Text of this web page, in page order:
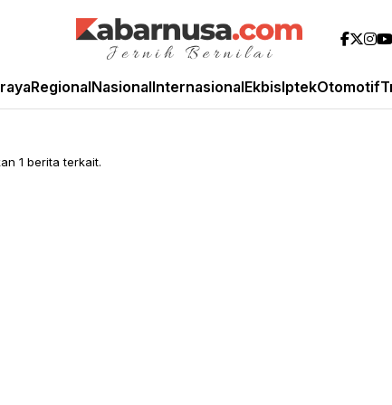
RegionalNasionalInternasionalEkbisIptekOtomotif
1 berita terkait.